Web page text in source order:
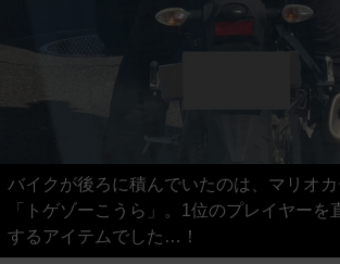
バイクが後ろに積んでいたのは、マリオ
「トゲゾーこうら」。1位のプレイヤーを
するアイテムでした…！